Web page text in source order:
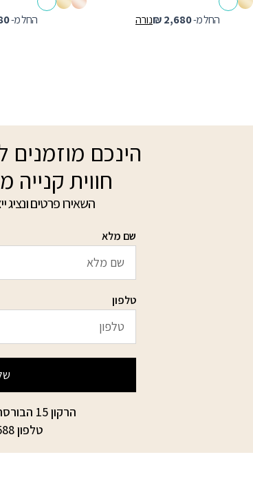
החל מ- נורה החל מ- ₪2,680
הינכם מוזמנים
חווית קנייה
השאירו פרטים
שם מלא
טלפון
הרקון 15 הבורסה ליהלומים רמת גן
טלפון